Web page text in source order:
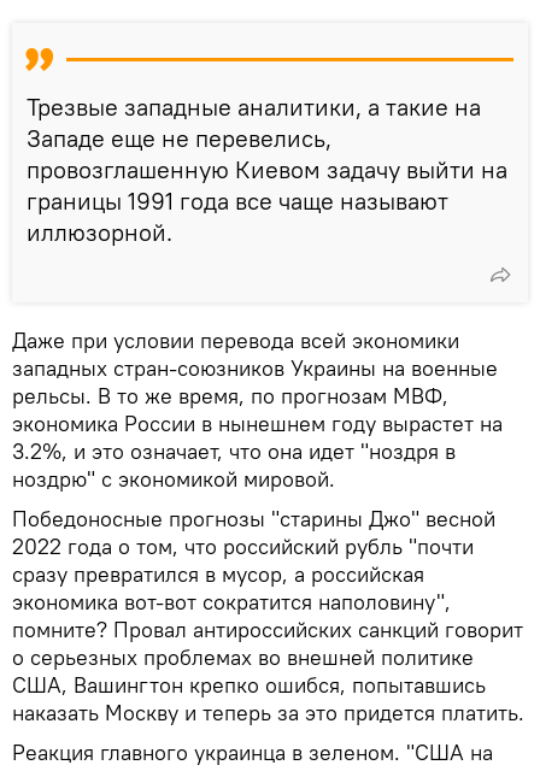
Трезвые западные аналитики, а такие на
Западе еще не перевелись,
провозглашенную Киевом задачу выйти на
границы 1991 года все чаще называют
иллюзорной.
Даже при условии перевода всей экономики
западных стран-союзников Украины на военные
рельсы. В то же время, по прогнозам МВФ,
экономика России в нынешнем году вырастет на
3.2%, и это означает, что она идет "ноздря в
ноздрю" с экономикой мировой.
Победоносные прогнозы "старины Джо" весной
2022 года о том, что российский рубль "почти
сразу превратился в мусор, а российская
экономика вот-вот сократится наполовину",
помните? Провал антироссийских санкций говорит
о серьезных проблемах во внешней политике
США, Вашингтон крепко ошибся, попытавшись
наказать Москву и теперь за это придется платить.
Реакция главного украинца в зеленом. "США на